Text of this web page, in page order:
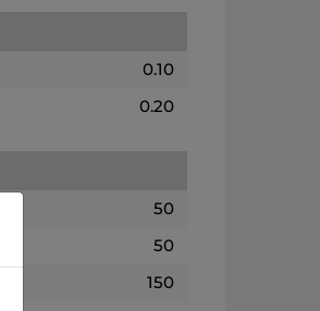
0.10
0.20
50
50
150